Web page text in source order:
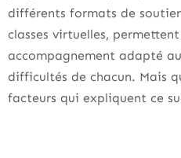
différents formats de
classes virtuelles,
accompagnement adapté
difficultés de chacun. Mais
facteurs qui expliquent ce